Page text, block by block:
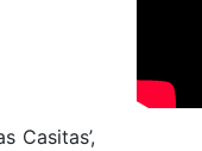
Casitas’,